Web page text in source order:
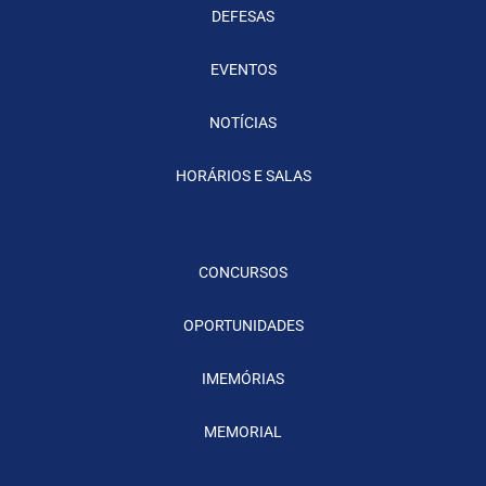
DEFESAS
EVENTOS
NOTÍCIAS
HORÁRIOS E SALAS
CONCURSOS
OPORTUNIDADES
IMEMÓRIAS
MEMORIAL